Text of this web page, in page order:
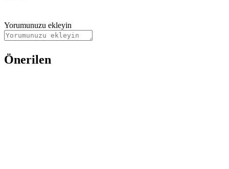
Yorumunuzu ekleyin
Önerilen